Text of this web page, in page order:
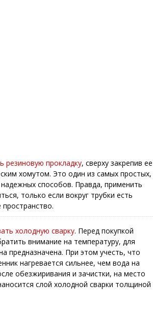
резиновую прокладку, сверху закрепив ее
хомутом. Это один из самых простых,
способов. Правда, применить
только если вокруг трубки есть
холодную сварку. Перед покупкой
внимание на температуру, для
предназначена. При этом учесть, что
нагревается сильнее, чем вода на
обезжиривания и зачистки, на место
слой холодной сварки толщиной